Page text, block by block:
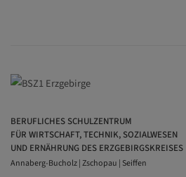
BERUFLICHES SCHULZENTRUM
FÜR WIRTSCHAFT, TECHNIK, SOZIALWESEN
UND ERNÄHRUNG DES ERZGEBIRGSKREISES
Annaberg-Bucholz | Zschopau | Seiffen